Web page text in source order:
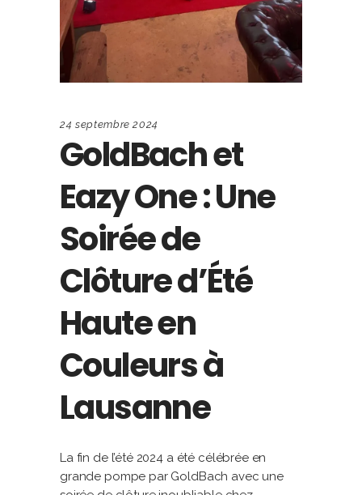
24 septembre 2024
GoldBach et
Eazy One : Une
Soirée de
Clôture d’Été
Haute en
Couleurs à
Lausanne
La fin de l’été 2024 a été célébrée en
grande pompe par GoldBach avec une